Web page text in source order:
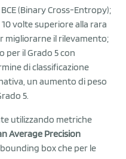
(Binary Cross-Entropy);
volte superiore alla rara
migliorarne il rilevamento;
per il Grado 5 con
di classificazione
un aumento di peso
5.
utilizzando metriche
Average Precision
bounding box che per le